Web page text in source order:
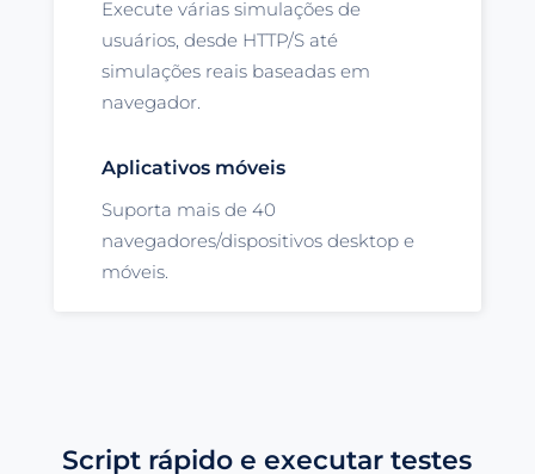
Execute várias simulações de
usuários, desde HTTP/S até
simulações reais baseadas em
navegador.
Aplicativos móveis
Suporta mais de 40
navegadores/dispositivos desktop e
móveis.
Script rápido e executar testes